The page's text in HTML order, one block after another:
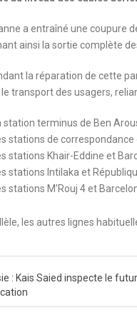
a entraîné une coupure
ainsi la sortie complète
la réparation de cette
transport des usagers,
station terminus de Ben
stations de
stations Khair-Eddine et
stations Intilaka et
stations M’Rouj 4 et
les autres lignes
: Kais Saied inspecte le